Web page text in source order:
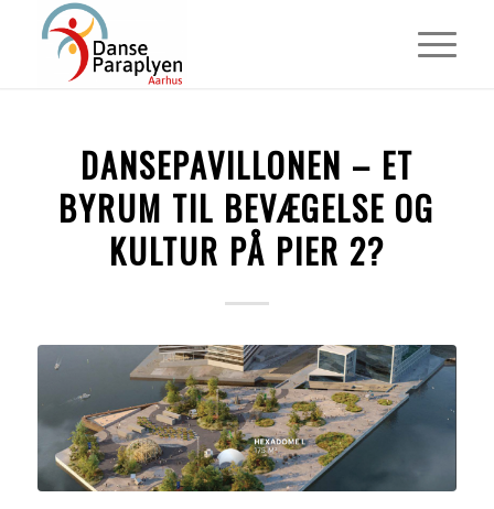
DANSEPAVILLONEN – ET
BYRUM TIL BEVÆGELSE OG
KULTUR PÅ PIER 2?